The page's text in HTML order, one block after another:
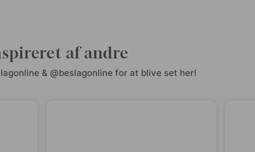
af andre
& @beslagonline for at blive set her!